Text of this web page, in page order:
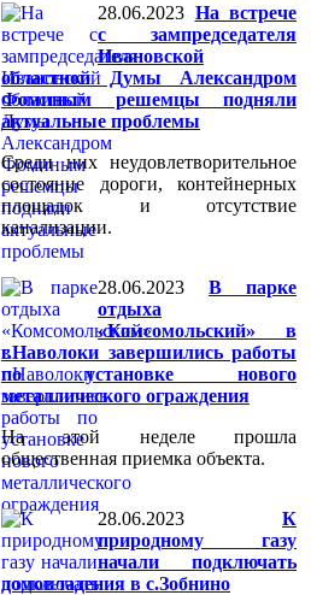
28.06.2023 На встрече
с зампредседателя
Ивановской
областной Думы Александром
Фоминым решемцы подняли
актуальные проблемы
Среди них неудовлетворительное
состояние дороги, контейнерных
площадок и отсутствие
канализации.
28.06.2023
В парке
отдыха
«Комсомольский» в
г.Наволоки завершились работы
по установке нового
металлического ограждения
На этой неделе прошла
общественная приемка объекта.
28.06.2023
К
природному газу
начали подключать
домовладения в с.Зобнино